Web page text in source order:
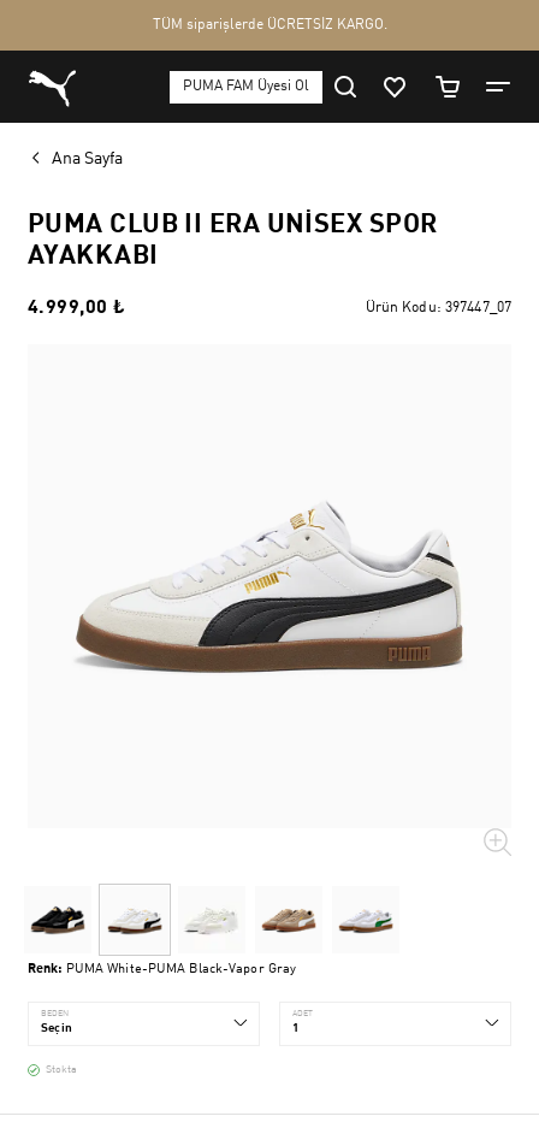
Ana Sayfa
PUMA CLUB II ERA UNISEX SPOR
AYAKKABI
4.999,00 ₺ Ürün Kodu: 397447_07
Renk: PUMA White-PUMA Black-Vapor Gray
BEDEN ADET
Stokta